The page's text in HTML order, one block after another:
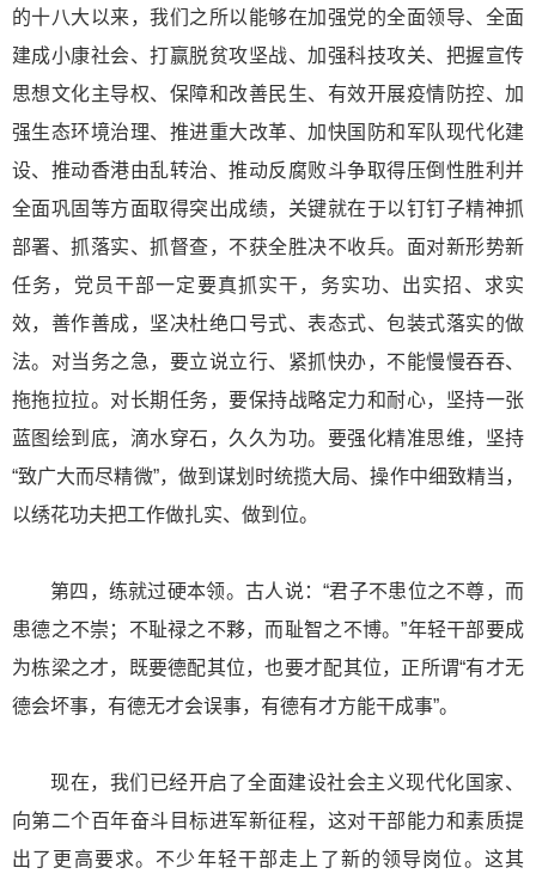
的十八大以来，我们之所以能够在加强党的全面领导、全面
建成小康社会、打赢脱贫攻坚战、加强科技攻关、把握宣传
思想文化主导权、保障和改善民生、有效开展疫情防控、加
强生态环境治理、推进重大改革、加快国防和军队现代化建
设、推动香港由乱转治、推动反腐败斗争取得压倒性胜利并
全面巩固等方面取得突出成绩，关键就在于以钉钉子精神抓
部署、抓落实、抓督查，不获全胜决不收兵。面对新形势新
任务，党员干部一定要真抓实干，务实功、出实招、求实
效，善作善成，坚决杜绝口号式、表态式、包装式落实的做
法。对当务之急，要立说立行、紧抓快办，不能慢慢吞吞、
拖拖拉拉。对长期任务，要保持战略定力和耐心，坚持一张
蓝图绘到底，滴水穿石，久久为功。要强化精准思维，坚持
“致广大而尽精微”，做到谋划时统揽大局、操作中细致精当，
以绣花功夫把工作做扎实、做到位。
第四，练就过硬本领。古人说：“君子不患位之不尊，而
患德之不崇；不耻禄之不夥，而耻智之不博。”年轻干部要成
为栋梁之才，既要德配其位，也要才配其位，正所谓“有才无
德会坏事，有德无才会误事，有德有才方能干成事”。
现在，我们已经开启了全面建设社会主义现代化国家、
向第二个百年奋斗目标进军新征程，这对干部能力和素质提
出了更高要求。不少年轻干部走上了新的领导岗位。这其